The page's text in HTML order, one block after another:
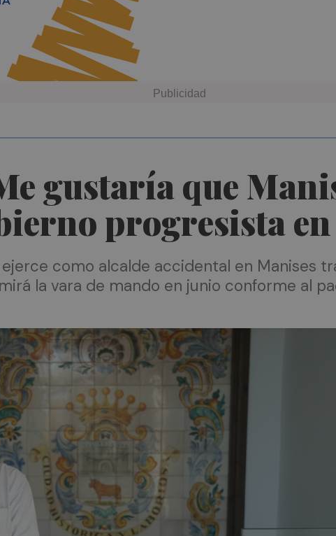
gustaría que
progresista
como alcalde accidental en Manises
la vara de mando en junio conforme al